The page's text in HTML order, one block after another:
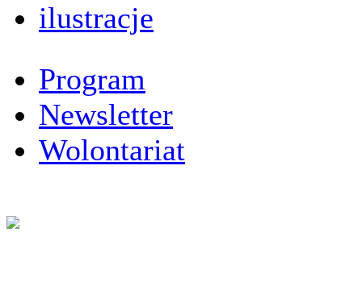
ilustracje
Program
Newsletter
Wolontariat